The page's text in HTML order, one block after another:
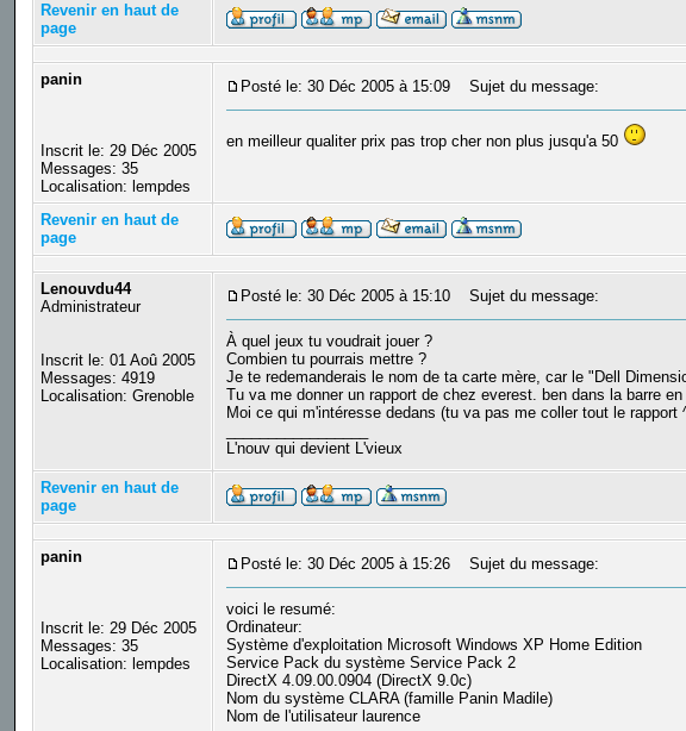
Revenir en haut de
page
panin
Inscrit le: 29 Déc 2005
Messages: 35
Localisation: lempdes
Posté le: 30 Déc 2005 à 15:09 Sujet du message:
en meilleur qualiter prix pas trop cher non plus jusqu'a 50
Revenir en haut de
page
Lenouvdu44
Administrateur
Inscrit le: 01 Aoû 2005
Messages: 4919
Localisation: Grenoble
Posté le: 30 Déc 2005 à 15:10 Sujet du message:
À quel jeux tu voudrait jouer ?
Combien tu pourrais mettre ?
Je te redemanderais le nom de ta carte mère, car le "Dell
Tu va me donner un rapport de chez everest. ben dans la barre
Moi ce qui m'intéresse dedans (tu va pas me coller tout le
L'nouv qui devient L'vieux
Revenir en haut de
page
panin
Inscrit le: 29 Déc 2005
Messages: 35
Localisation: lempdes
Posté le: 30 Déc 2005 à 15:26 Sujet du message:
voici le resumé:
Ordinateur:
Système d'exploitation Microsoft Windows XP Home Edition
Service Pack du système Service Pack 2
DirectX 4.09.00.0904 (DirectX 9.0c)
Nom du système CLARA (famille Panin Madile)
Nom de l'utilisateur laurence